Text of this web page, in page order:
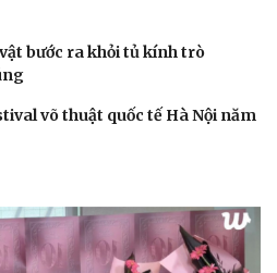
bước ra khỏi tủ kính trò
võ thuật quốc tế Hà Nội năm